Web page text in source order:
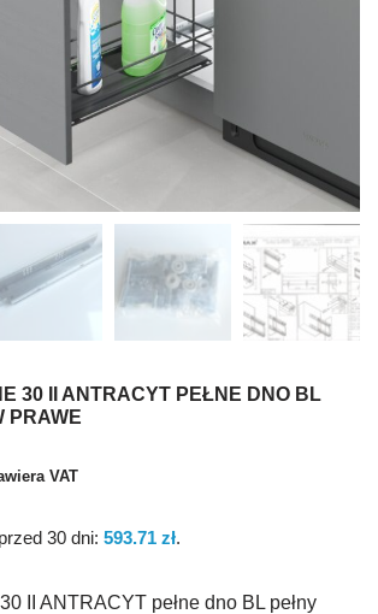
30 II ANTRACYT PEŁNE DNO BL
PRAWE
VAT
30 dni: 593.71 zł.
II ANTRACYT pełne dno BL pełny